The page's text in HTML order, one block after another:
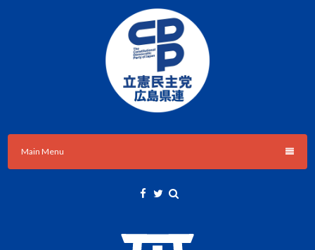
立憲民主党広島県総支部連合会
Main Menu